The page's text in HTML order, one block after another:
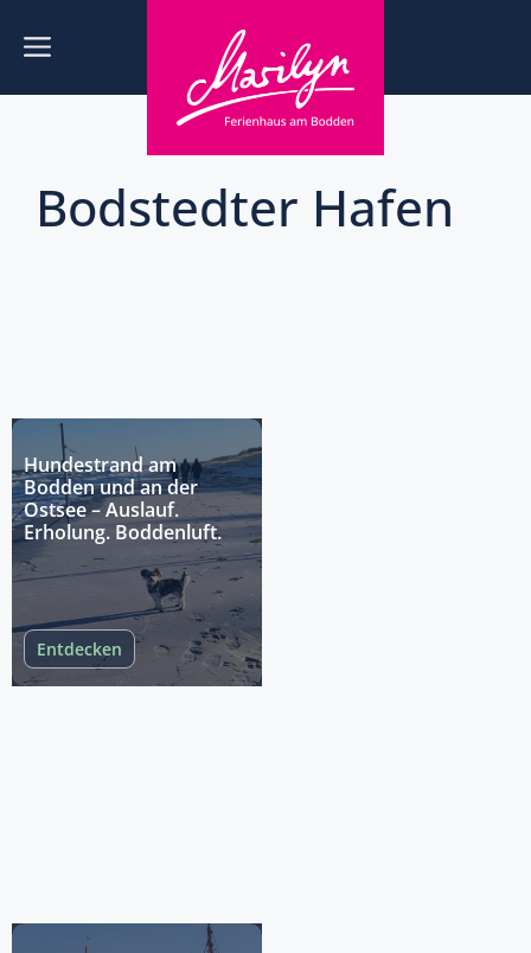
InhaltMenü
Bodstedter Hafen
Hundestrand am
Bodden und an der
Ostsee – Auslauf.
Erholung. Boddenluft.
Entdecken